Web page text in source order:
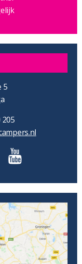
5